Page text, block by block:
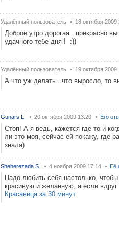
Удалённый пользователь 18 октября 2009
Доброе утро дорогая...прекрасно
удачного тебе дня ! :))
Удалённый пользователь 19 октября 2009
А что уж делать...что выросло, то
Gunārs L. 20 октября 2009 13:20 Его
Стоп! А я ведь, кажется где-то и
ли это моя, сейчас ей покажу, где
знала)
Sheherezada S. 4 ноября 2009 17:14 Её
Надо любить себя настолько,
красивую и желанную, а если
Красавица за 30 минут